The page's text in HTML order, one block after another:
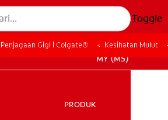
Toggle
MY (MS)
PRODUK
Gigi | Colgate® Kesihatan Mulut